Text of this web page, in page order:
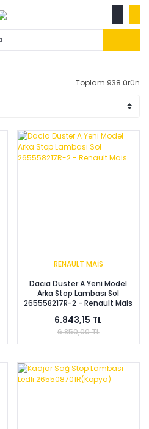
Toplam 938 ürün
RENAULT MAİS
Dacia Duster A Yeni Model
Arka Stop Lambası Sol
265558217R-2 - Renault Mais
6.843,15 TL
6.850,00 TL